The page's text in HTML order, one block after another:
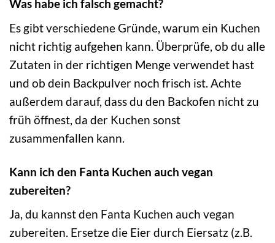
Was habe ich falsch gemacht?
Es gibt verschiedene Gründe, warum ein Kuchen
nicht richtig aufgehen kann. Überprüfe, ob du alle
Zutaten in der richtigen Menge verwendet hast
und ob dein Backpulver noch frisch ist. Achte
außerdem darauf, dass du den Backofen nicht zu
früh öffnest, da der Kuchen sonst
zusammenfallen kann.
Kann ich den Fanta Kuchen auch vegan
zubereiten?
Ja, du kannst den Fanta Kuchen auch vegan
zubereiten. Ersetze die Eier durch Eiersatz (z.B.